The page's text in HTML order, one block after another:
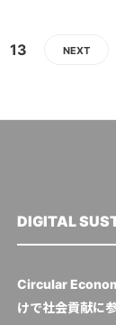
13 NEXT
DIGITAL
Circular
けで社会貢献に